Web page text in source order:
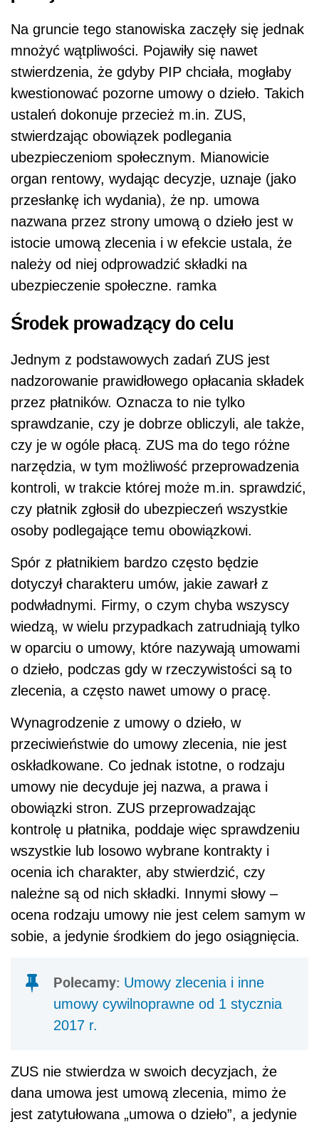
Na gruncie tego stanowiska zaczęły się jednak
mnożyć wątpliwości. Pojawiły się nawet
stwierdzenia, że gdyby PIP chciała, mogłaby
kwestionować pozorne umowy o dzieło. Takich
ustaleń dokonuje przecież m.in. ZUS,
stwierdzając obowiązek podlegania
ubezpieczeniom społecznym. Mianowicie
organ rentowy, wydając decyzje, uznaje (jako
przesłankę ich wydania), że np. umowa
nazwana przez strony umową o dzieło jest w
istocie umową zlecenia i w efekcie ustala, że
należy od niej odprowadzić składki na
ubezpieczenie społeczne. ramka
Środek prowadzący do celu
Jednym z podstawowych zadań ZUS jest
nadzorowanie prawidłowego opłacania składek
przez płatników. Oznacza to nie tylko
sprawdzanie, czy je dobrze obliczyli, ale także,
czy je w ogóle płacą. ZUS ma do tego różne
narzędzia, w tym możliwość przeprowadzenia
kontroli, w trakcie której może m.in. sprawdzić,
czy płatnik zgłosił do ubezpieczeń wszystkie
osoby podlegające temu obowiązkowi.
Spór z płatnikiem bardzo często będzie
dotyczył charakteru umów, jakie zawarł z
podwładnymi. Firmy, o czym chyba wszyscy
wiedzą, w wielu przypadkach zatrudniają tylko
w oparciu o umowy, które nazywają umowami
o dzieło, podczas gdy w rzeczywistości są to
zlecenia, a często nawet umowy o pracę.
Wynagrodzenie z umowy o dzieło, w
przeciwieństwie do umowy zlecenia, nie jest
oskładkowane. Co jednak istotne, o rodzaju
umowy nie decyduje jej nazwa, a prawa i
obowiązki stron. ZUS przeprowadzając
kontrolę u płatnika, poddaje więc sprawdzeniu
wszystkie lub losowo wybrane kontrakty i
ocenia ich charakter, aby stwierdzić, czy
należne są od nich składki. Innymi słowy –
ocena rodzaju umowy nie jest celem samym w
sobie, a jedynie środkiem do jego osiągnięcia.
Polecamy: Umowy zlecenia i inne
umowy cywilnoprawne od 1 stycznia
2017 r.
ZUS nie stwierdza w swoich decyzjach, że
dana umowa jest umową zlecenia, mimo że
jest zatytułowana „umowa o dzieło”, a jedynie